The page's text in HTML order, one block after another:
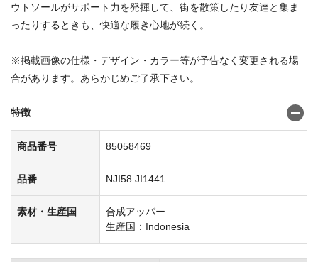
ウトソールがサポート力を発揮して、街を散策したり友達と集ま
ったりするときも、快適な履き心地が続く。
※掲載画像の仕様・デザイン・カラー等が予告なく変更される場
合があります。あらかじめご了承下さい。
特徴
商品番号 85058469
品番 NJI58 JI1441
素材・生産国
合成アッパー
生産国：Indonesia